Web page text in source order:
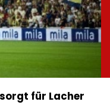
für Lacher